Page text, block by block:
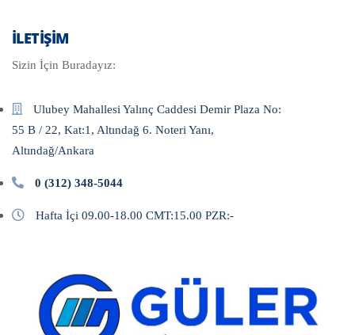
İLETIŞIM
Sizin İçin Buradayız:
Ulubey Mahallesi Yalınç Caddesi Demir Plaza No:
55 B / 22, Kat:1, Altındağ 6. Noteri Yanı,
Altındağ/Ankara
0 (312) 348-5044
Hafta İçi 09.00-18.00 CMT:15.00 PZR:-